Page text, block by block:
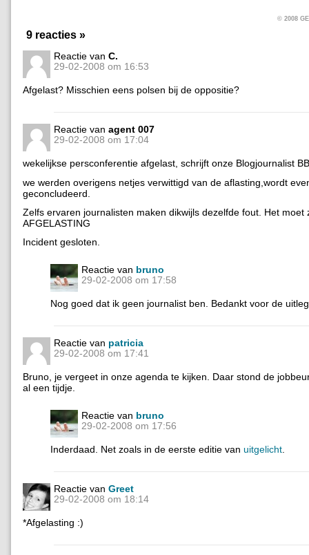
© 2008
9 reacties »
Reactie van C.
29-02-2008 om 16:53
Afgelast? Misschien eens polsen bij de oppositie?
Reactie van agent 007
29-02-2008 om 17:04
wekelijkse persconferentie afgelast, schrijft onze Blogjournalist
we werden overigens netjes verwittigd van de aflasting,wordt
geconcludeerd.
Zelfs ervaren journalisten maken dikwijls dezelfde fout. Het moet
AFGELASTING
Incident gesloten.
Reactie van bruno
29-02-2008 om 17:58
Nog goed dat ik geen journalist ben. Bedankt voor de
Reactie van patricia
29-02-2008 om 17:41
Bruno, je vergeet in onze agenda te kijken. Daar stond de
al een tijdje.
Reactie van bruno
29-02-2008 om 17:56
Inderdaad. Net zoals in de eerste editie van uitgelicht
Reactie van Greet
29-02-2008 om 18:14
*Afgelasting :)